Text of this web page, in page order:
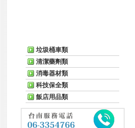
垃圾桶車類
清潔藥劑類
消毒器材類
科技保全類
飯店用品類